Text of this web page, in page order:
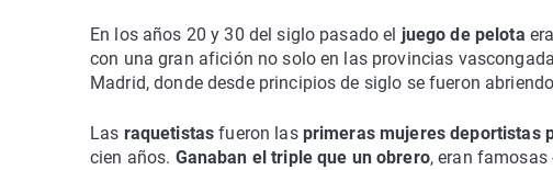
En los años 20 y 30 del siglo pasado el juego de pelota
con una gran afición no solo en las provincias
Madrid, donde desde principios de siglo se fueron
Las raquetistasfueron las primeras mujeres deportistas
cien años. Ganaban el triple que un obrero, eran